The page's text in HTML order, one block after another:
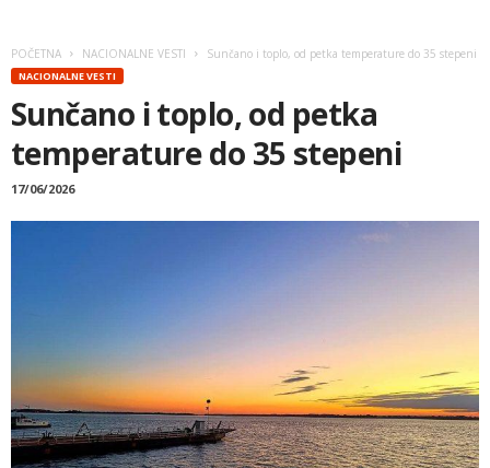
POČETNA NACIONALNE VESTI Sunčano i toplo, od petka temperature do 35 stepeni
NACIONALNE VESTI
Sunčano i toplo, od petka
temperature do 35 stepeni
17/06/2026